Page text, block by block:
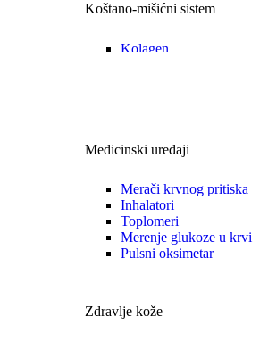
Koštano-mišićni sistem
Kolagen
Medicinski uređaji
Merači krvnog pritiska
Inhalatori
Toplomeri
Merenje glukoze u krvi
Pulsni oksimetar
Zdravlje kože